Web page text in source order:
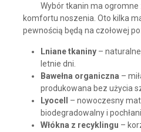
Wybór tkanin ma
komfortu noszenia. Oto kilka
pewnością będą na czołowej
Lniane tkaniny–
letnie dni.
Bawełna organiczna –
produkowana bez użycia
Lyocell
– nowoczesny
biodegradowalny i
Włókna z recyklingu –